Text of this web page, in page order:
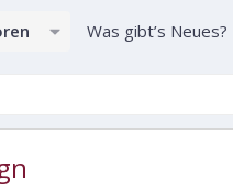
Was gibt’s Neues?